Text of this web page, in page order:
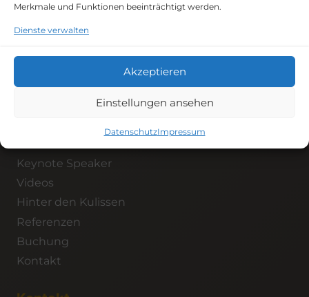
Merkmale und Funktionen beeinträchtigt werden.
Dienste verwalten
Akzeptieren
Einstellungen ansehen
DatenschutzImpressum
Facebook
X Instagram
LinkedIn
YouTube
Navigation
Keynote Speaker
Videos
Hinter den Kulissen
Referenzen
Buchung
Kontakt